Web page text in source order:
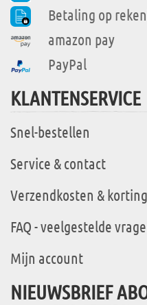
Betaling op
amazon pay
PayPal
KLANTENSERVICE
Snel-bestellen
Service & contact
Verzendkosten &
FAQ - veelgestelde
Mijn account
NIEUWSBRIEF